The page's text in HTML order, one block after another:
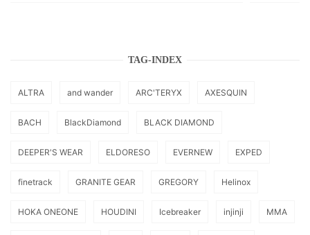
TAG-INDEX
ALTRA and wander ARC'TERYX AXESQUIN
BACH BlackDiamond BLACK DIAMOND
DEEPER'S WEAR ELDORESO EVERNEW EXPED
finetrack GRANITE GEAR GREGORY Helinox
HOKA ONEONE HOUDINI Icebreaker injinji MMA